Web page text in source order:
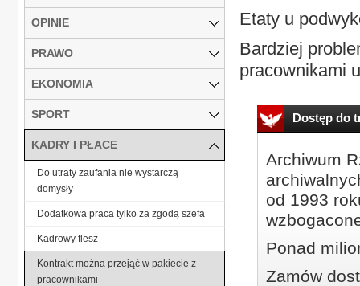
Etaty u
Bardziej
pracownikami
Dostęp do
Archiwum
od 1993
Ponad
Zamów
OPINIE
PRAWO
EKONOMIA
SPORT
KADRY I PŁACE
Do utraty zaufania nie wystarczą
domysły
Dodatkowa praca tylko za zgodą szefa
Kadrowy flesz
Kontrakt można przejąć w pakiecie z
pracownikami